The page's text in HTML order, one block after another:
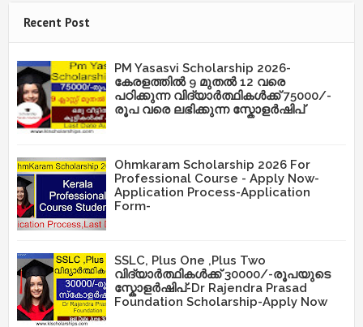
Recent Post
PM Yasasvi Scholarship 2026-
കേരളത്തിൽ 9 മുതൽ 12 വരെ
പഠിക്കുന്ന വിദ്യാർത്ഥികൾക്ക് 75000/-
രൂപ വരെ ലഭിക്കുന്ന സ്കോളർഷിപ്
Ohmkaram Scholarship 2026 For
Professional Course - Apply Now-
Application Process-Application
Form-
SSLC, Plus One ,Plus Two
വിദ്യാർത്ഥികൾക്ക് 30000/-രൂപയുടെ
സ്കോളർഷിപ്-Dr Rajendra Prasad
Foundation Scholarship-Apply Now